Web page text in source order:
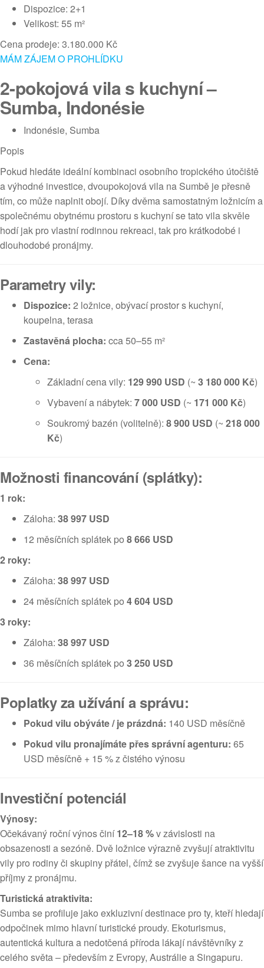
Dispozice: 2+1
Velikost: 55 m²
Cena prodeje: 3.180.000 Kč
MÁM ZÁJEM O PROHLÍDKU
2-pokojová vila s kuchyní –
Sumba, Indonésie
Indonésie, Sumba
Popis
Pokud hledáte ideální kombinaci osobního tropického útočiště
a výhodné investice, dvoupokojová vila na Sumbě je přesně
tím, co může naplnit obojí. Díky dvěma samostatným ložnicím a
společnému obytnému prostoru s kuchyní se tato vila skvěle
hodí jak pro vlastní rodinnou rekreaci, tak pro krátkodobé i
dlouhodobé pronájmy.
Parametry vily:
Dispozice: 2 ložnice, obývací prostor s kuchyní,
koupelna, terasa
Zastavěná plocha: cca 50–55 m²
Cena:
Základní cena vily: 129 990 USD (~ 3 180 000 Kč)
Vybavení a nábytek: 7 000 USD (~ 171 000 Kč)
Soukromý bazén (volitelně): 8 900 USD (~ 218 000
Kč)
Možnosti financování (splátky):
1 rok:
Záloha: 38 997 USD
12 měsíčních splátek po 8 666 USD
2 roky:
Záloha: 38 997 USD
24 měsíčních splátek po 4 604 USD
3 roky:
Záloha: 38 997 USD
36 měsíčních splátek po 3 250 USD
Poplatky za užívání a správu:
Pokud vilu obýváte / je prázdná: 140 USD měsíčně
Pokud vilu pronajímáte přes správní agenturu: 65
USD měsíčně + 15 % z čistého výnosu
Investiční potenciál
Výnosy:
Očekávaný roční výnos činí12–18 %v závislosti na
obsazenosti a sezóně. Dvě ložnice výrazně zvyšují atraktivitu
vily pro rodiny či skupiny přátel, čímž se zvyšuje šance na vyšší
příjmy z pronájmu.
Turistická atraktivita:
Sumba se profiluje jako exkluzivní destinace pro ty, kteří hledají
odpočinek mimo hlavní turistické proudy. Ekoturismus,
autentická kultura a nedotčená příroda lákají návštěvníky z
celého světa – především z Evropy, Austrálie a Singapuru.